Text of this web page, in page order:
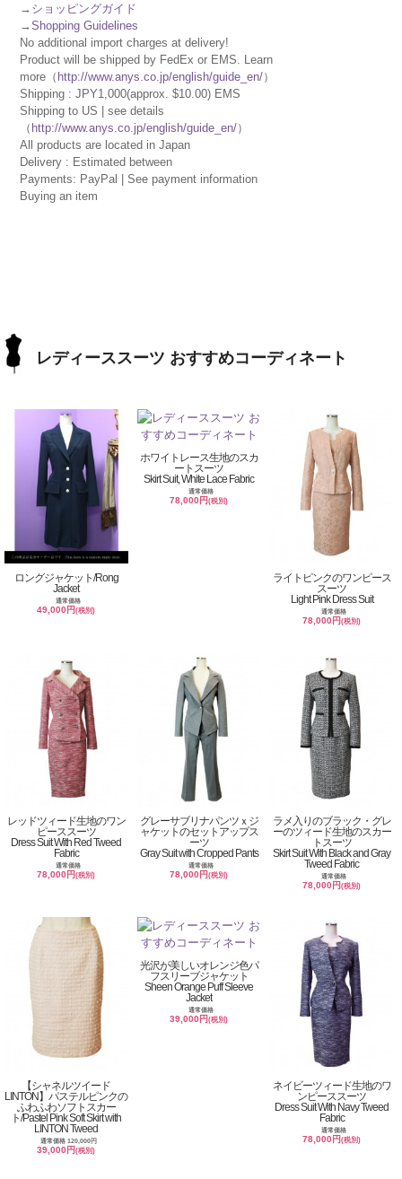
→ ショッピングガイド
→Shopping Guidelines
No additional import charges at delivery!
Product will be shipped by FedEx or EMS. Learn
more（ http://www.anys.co.jp/english/guide_en/）
Shipping : JPY1,000(approx. $10.00) EMS
Shipping to US | see details
（ http://www.anys.co.jp/english/guide_en/）
All products are located in Japan
Delivery : Estimated between
Payments: PayPal | See payment information
Buying an item
レディーススーツ おすすめコーディネート
ロングジャケット/Rong
Jacket
通常価格
49,000円(税別)
ホワイトレース生地のスカ
ートスーツ
Skirt Suit, White Lace Fabric
通常価格
78,000円(税別)
ライトピンクのワンピース
スーツ
Light Pink Dress Suit
通常価格
78,000円(税別)
レッドツィード生地のワン
ピーススーツ
Dress Suit With Red Tweed
Fabric
通常価格
78,000円(税別)
グレーサブリナパンツｘジ
ャケットのセットアップス
ーツ
Gray Suit with Cropped Pants
通常価格
78,000円(税別)
ラメ入りのブラック・グレ
ーのツィード生地のスカー
トスーツ
Skirt Suit With Black and Gray
Tweed Fabric
通常価格
78,000円(税別)
【シャネルツイード
LINTON】パステルピンクの
ふわふわソフトスカー
ト/Pastel Pink Soft Skirt with
LINTON Tweed
通常価格 120,000円
39,000円(税別)
光沢が美しいオレンジ色パ
フスリーブジャケット
Sheen Orange Puff Sleeve
Jacket
通常価格
39,000円(税別)
ネイビーツィード生地のワ
ンピーススーツ
Dress Suit With Navy Tweed
Fabric
通常価格
78,000円(税別)